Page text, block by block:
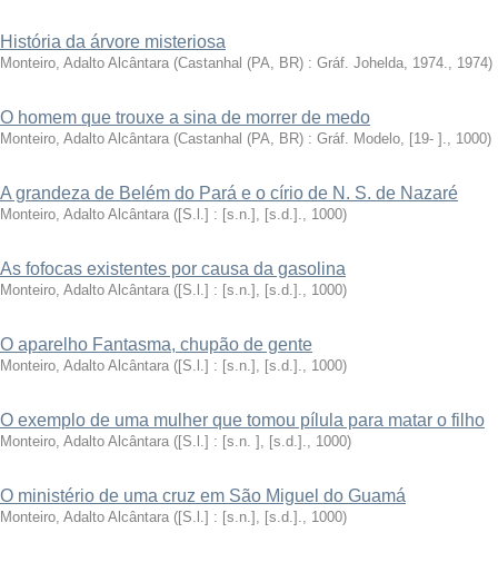
História da árvore misteriosa
Monteiro, Adalto Alcântara (Castanhal (PA, BR) : Gráf. Johelda, 1974., 1974)
O homem que trouxe a sina de morrer de medo
Monteiro, Adalto Alcântara (Castanhal (PA, BR) : Gráf. Modelo, [19- ]., 1000)
A grandeza de Belém do Pará e o círio de N. S. de Nazaré
Monteiro, Adalto Alcântara ([S.l.] : [s.n.], [s.d.]., 1000)
As fofocas existentes por causa da gasolina
Monteiro, Adalto Alcântara ([S.l.] : [s.n.], [s.d.]., 1000)
O aparelho Fantasma, chupão de gente
Monteiro, Adalto Alcântara ([S.l.] : [s.n.], [s.d.]., 1000)
O exemplo de uma mulher que tomou pílula para matar o filho
Monteiro, Adalto Alcântara ([S.l.] : [s.n. ], [s.d.]., 1000)
O ministério de uma cruz em São Miguel do Guamá
Monteiro, Adalto Alcântara ([S.l.] : [s.n.], [s.d.]., 1000)